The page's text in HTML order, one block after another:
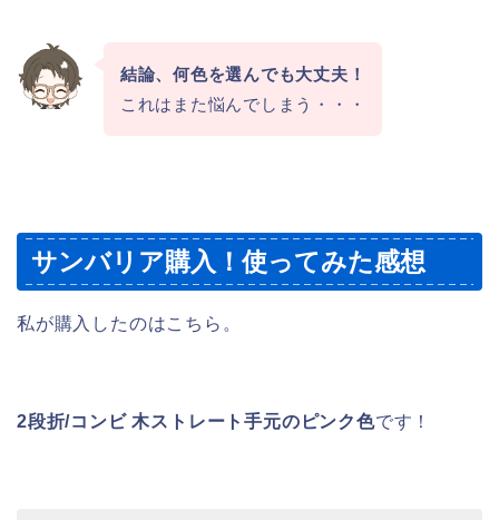
結論、何色を選んでも大丈夫！
これはまた悩んでしまう・・・
サンバリア購入！使ってみた感想
私が購入したのはこちら。
2段折/コンビ 木ストレート手元のピンク色です！